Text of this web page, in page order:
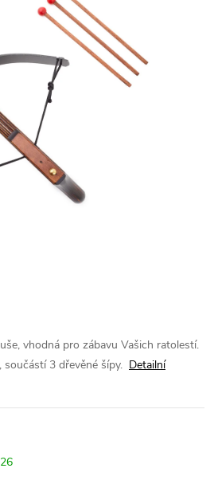
vhodná pro zábavu Vašich ratolestí.
3 dřevěné šípy. Detailní